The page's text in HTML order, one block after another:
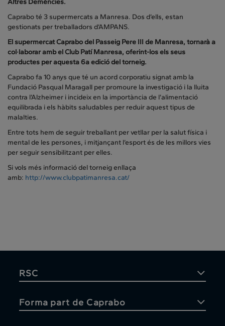
Altres Demències.
Caprabo té 3 supermercats a Manresa. Dos d’ells, estan
gestionats per treballadors d’AMPANS.
El supermercat Caprabo del Passeig Pere III de Manresa, tornarà a
col·laborar amb el Club Patí Manresa, oferint-los els seus
productes per aquesta 6a edició del torneig.
Caprabo fa 10 anys que té un acord corporatiu signat amb la
Fundació Pasqual Maragall per promoure la investigació i la lluita
contra l’Alzheimer i incideix en la importància de l’alimentació
equilibrada i els hàbits saludables per reduir aquest tipus de
malalties.
Entre tots hem de seguir treballant per vetllar per la salut física i
mental de les persones, i mitjançant l’esport és de les millors vies
per seguir sensibilitzant per elles.
Si vols més informació del torneig enllaça
amb: http://www.clubpatimanresa.cat/
RSC
Forma part de Caprabo